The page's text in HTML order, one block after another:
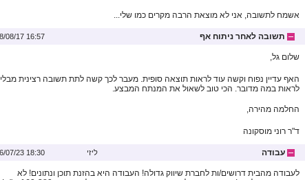
אשמח לתשובה, אני לא מוצאת הרבה מקרים כמו שלי...
16:57 28/08/17 תשובה לאחר ניתוח אף
שלום גל,
האף עדיין נפוח וקשה עוד לראות תוצאה סופית. מעבר לכך קשה לתת תשובה רצינית מבלי
לראות במה מדובר. הכי טוב לשאול את המנתח המבצע.
החלמה מהירה,
ד"ר רוני מוסקונה
18:30 06/07/23 ליזי עבודה
לעבודה מהבית דרושים/ות לחברת שיווק גדולה! העבודה היא בהזנת תוכן ונתונים! לא